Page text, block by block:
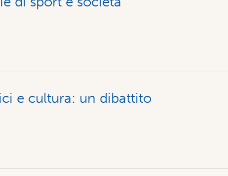
e cultura: un dibattito